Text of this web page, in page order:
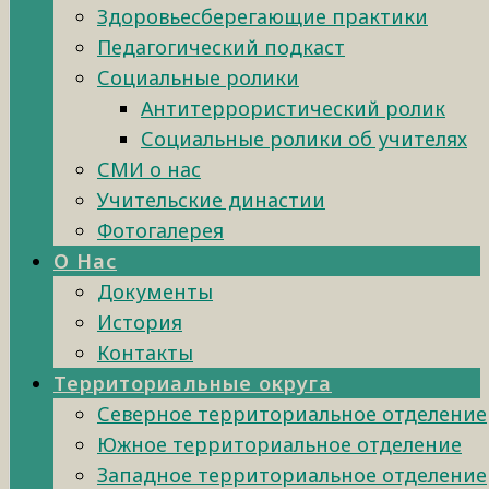
Здоровьесберегающие практики
Педагогический подкаст
Социальные ролики
Антитеррористический ролик
Социальные ролики об учителях
СМИ о нас
Учительские династии
Фотогалерея
О Нас
Документы
История
Контакты
Территориальные округа
Северное территориальное отделение
Южное территориальное отделение
Западное территориальное отделение